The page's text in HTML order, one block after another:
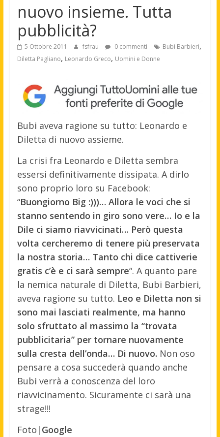
nuovo insieme. Tutta
pubblicità?
5 Ottobre 2011 fsfrau 0 commenti Bubi Barbieri,
Diletta Pagliano, Leonardo Greco, Uomini e Donne
Bubi aveva ragione su tutto: Leonardo e
Diletta di nuovo assieme.
La crisi fra Leonardo e Diletta sembra
essersi definitivamente dissipata. A dirlo
sono proprio loro su Facebook:
“Buongiorno Big :)))… Allora le voci che si
stanno sentendo in giro sono vere… Io e la
Dile ci siamo riavvicinati… Però questa
volta cercheremo di tenere più preservata
la nostra storia… Tanto chi dice cattiverie
gratis c’è e ci sarà sempre“. A quanto pare
la nemica naturale di Diletta, Bubi Barbieri,
aveva ragione su tutto. Leo e Diletta non si
sono mai lasciati realmente, ma hanno
solo sfruttato al massimo la “trovata
pubblicitaria” per tornare nuovamente
sulla cresta dell’onda… Di nuovo. Non oso
pensare a cosa succederà quando anche
Bubi verrà a conoscenza del loro
riavvicinamento. Sicuramente ci sarà una
strage!!!
Foto| Google